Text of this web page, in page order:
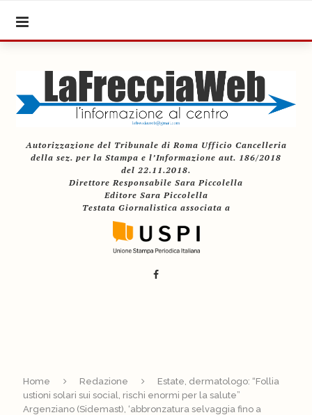
Autorizzazione del Tribunale di Roma Ufficio Cancelleria
della sez. per la Stampa e l’Informazione aut. 186/2018
del 22.11.2018.
Direttore Responsabile Sara Piccolella
Editore Sara Piccolella
Testata Giornalistica associata a
Home Redazione
Estate, dermatologo: “Follia
ustioni solari sui social, rischi enormi per la salute”
Argenziano (Sidemast), ‘abbronzatura selvaggia fino a